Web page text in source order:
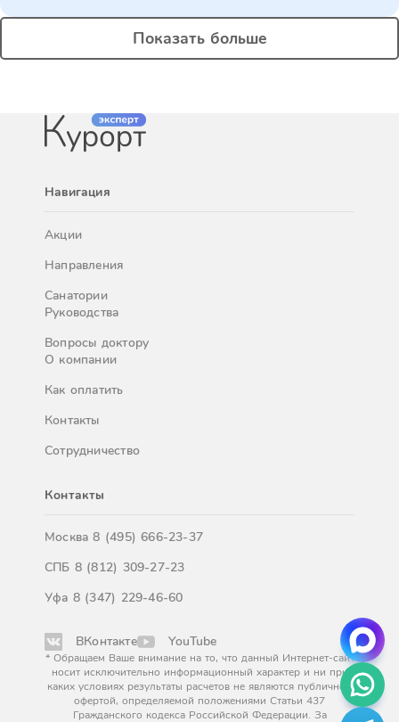
Показать больше
Навигация
Акции
Направления
Санатории
Руководства
Вопросы доктору
О компании
Как оплатить
Контакты
Сотрудничество
Контакты
Москва8 (495) 666-23-37
СПБ 8 (812) 309-27-23
Уфа 8 (347) 229-46-60
ВКонтакте YouTube
* Обращаем Ваше внимание на то, что данный Интернет-сайт
носит исключительно информационный характер и ни при
каких условиях результаты расчетов не являются публичной
офертой, определяемой положениями Статьи 437
Гражданского кодекса Российской Федерации. За